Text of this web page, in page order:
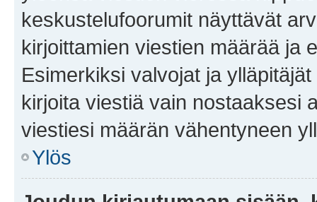
keskustelufoorumit näyttävät
kirjoittamien viestien määrää ja
Esimerkiksi valvojat ja
kirjoita viestiä vain nostaaksesi
viestiesi määrän vähentyneen
Ylös